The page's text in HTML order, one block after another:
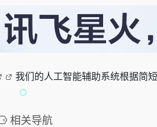
我们的人工智能辅助系统根据简
相关导航